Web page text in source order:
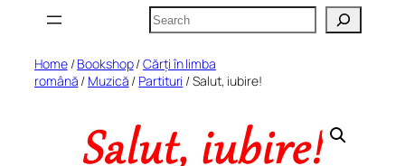
Search
Home/Bookshop/Cărți în limba
română / Muzică / Partituri / Salut, iubire!